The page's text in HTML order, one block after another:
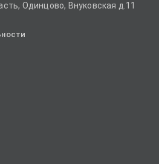
Одинцово, Внуковская д.11